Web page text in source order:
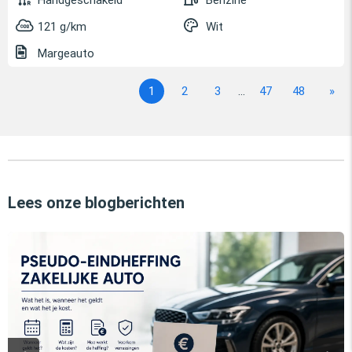
121 g/km
Wit
Margeauto
1 2 3 ... 47 48 »
Lees onze blogberichten